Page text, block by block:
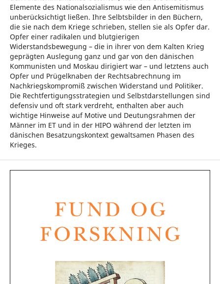
Elemente des Nationalsozialismus wie den Antisemitismus
unberücksichtigt ließen. Ihre Selbtsbilder in den Büchern,
die sie nach dem Kriege schrieben, stellen sie als Opfer dar.
Opfer einer radikalen und blutgierigen
Widerstandsbewegung – die in ihrer von dem Kalten Krieg
geprägten Auslegung ganz und gar von den dänischen
Kommunisten und Moskau dirigiert war – und letztens auch
Opfer und Prügelknaben der Rechtsabrechnung im
Nachkriegskompromiß zwischen Widerstand und Politiker.
Die Rechtfertigungsstrategien und Selbstdarstellungen sind
defensiv und oft stark verdreht, enthalten aber auch
wichtige Hinweise auf Motive und Deutungsrahmen der
Männer im ET und in der HIPO während der letzten im
dänischen Besatzungskontext gewaltsamen Phasen des
Krieges.